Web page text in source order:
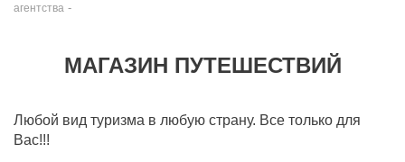
агентства -
МАГАЗИН ПУТЕШЕСТВИЙ
Любой вид туризма в любую страну. Все только для
Вас!!!